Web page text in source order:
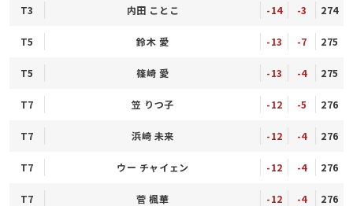
T3 内田 ことこ -14 -3 274
T5 鈴木 愛 -13 -7 275
T5 篠崎 愛 -13 -4 275
T7 笠 りつ子 -12 -5 276
T7 浜崎 未来 -12 -4 276
T7 ウー チャイェン -12 -4 276
T7 菅 楓華 -12 -4 276